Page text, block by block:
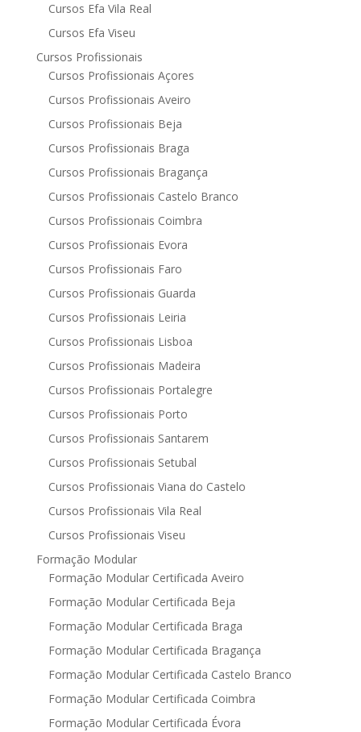
Cursos Efa Vila Real
Cursos Efa Viseu
Cursos Profissionais
Cursos Profissionais Açores
Cursos Profissionais Aveiro
Cursos Profissionais Beja
Cursos Profissionais Braga
Cursos Profissionais Bragança
Cursos Profissionais Castelo Branco
Cursos Profissionais Coimbra
Cursos Profissionais Evora
Cursos Profissionais Faro
Cursos Profissionais Guarda
Cursos Profissionais Leiria
Cursos Profissionais Lisboa
Cursos Profissionais Madeira
Cursos Profissionais Portalegre
Cursos Profissionais Porto
Cursos Profissionais Santarem
Cursos Profissionais Setubal
Cursos Profissionais Viana do Castelo
Cursos Profissionais Vila Real
Cursos Profissionais Viseu
Formação Modular
Formação Modular Certificada Aveiro
Formação Modular Certificada Beja
Formação Modular Certificada Braga
Formação Modular Certificada Bragança
Formação Modular Certificada Castelo Branco
Formação Modular Certificada Coimbra
Formação Modular Certificada Évora